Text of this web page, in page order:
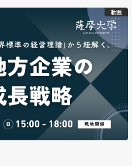
スキーホテル部門」で世界
ホテル5つが候補となる中
ンを備えた234室の大型ホ
を得た。
度目の受賞
ツリゾートが2年連続、通
ーリゾート」に選出され
かした運営が評価されたも
的評価の証し」とコメント
動画